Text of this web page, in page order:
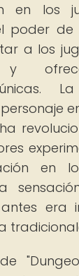
en los
poder de
a los
y
en
era